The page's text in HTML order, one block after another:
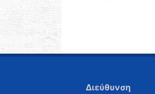
Διεύθυνση